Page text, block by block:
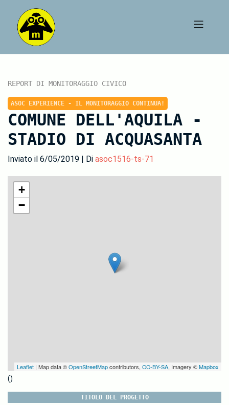
REPORT DI MONITORAGGIO CIVICO
ASOC EXPERIENCE - IL MONITORAGGIO CONTINUA!
COMUNE DELL'AQUILA -
STADIO DI ACQUASANTA
Inviato il 6/05/2019 | Di asoc1516-ts-71
+
−
Leaflet | Map data ©OpenStreetMapcontributors, CC-BY-SA, Imagery ©Mapbox
()
TITOLO DEL PROGETTO